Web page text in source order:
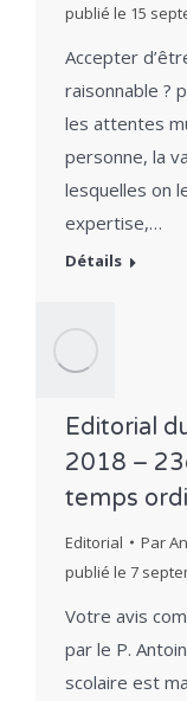
publié le 15
Accepter
raisonnable ?
les attentes
personne, la
lesquelles on
expertise,…
Détails
Editorial
2018 –
temps
Editorial Par
publié le 7
Votre avis
par le P.
scolaire est